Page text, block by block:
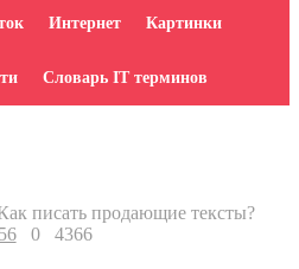
Интернет Картинки
Словарь IT терминов
писать продающие тексты?
56 0 4366